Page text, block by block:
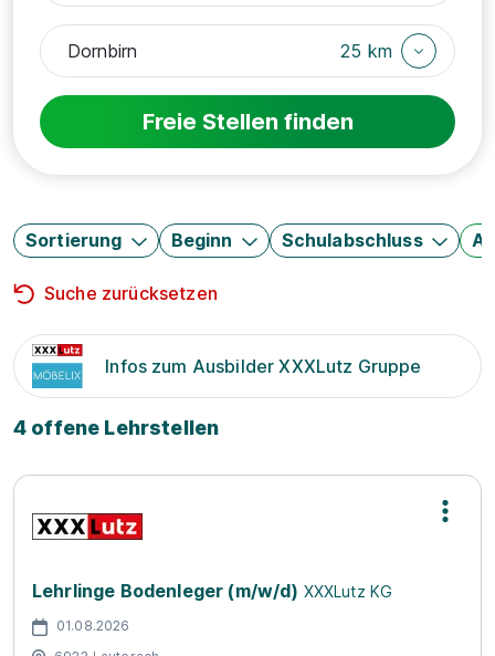
25 km
Freie Stellen finden
Sortierung Beginn Schulabschluss
Suche zurücksetzen
Infos zum Ausbilder XXXLutz Gruppe
4 offene Lehrstellen
Lehrlinge Bodenleger (m/w/d) XXXLutz KG
01.08.2026